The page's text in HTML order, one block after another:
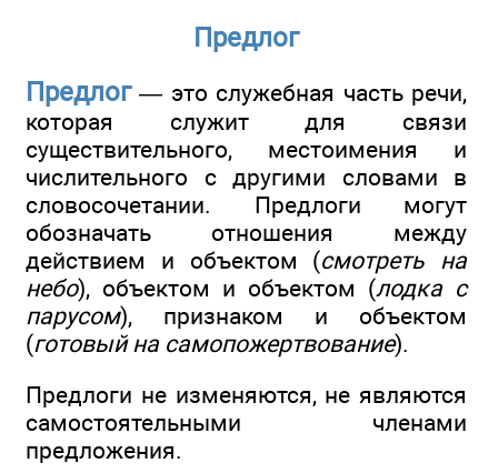
Предлог
Предлог— это служебная часть речи,
которая служит для связи
существительного, местоимения и
числительного с другими словами в
словосочетании. Предлоги могут
обозначать отношения между
действием и объектом (смотреть на
небо), объектом и объектом (лодка с
парусом), признаком и объектом
(готовый на самопожертвование).
Предлоги не изменяются, не являются
самостоятельными членами
предложения.